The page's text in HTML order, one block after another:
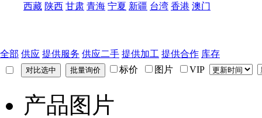
西藏 陕西 甘肃 青海 宁夏 新疆 台湾 香港 澳门
全部 供应 提供服务 供应二手 提供加工 提供合作 库存
标价
图片 VIP
产品图片